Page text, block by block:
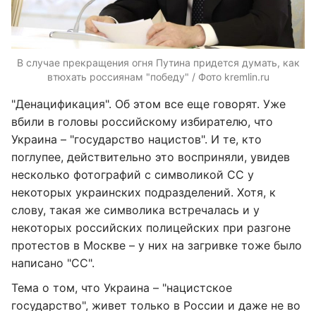
В случае прекращения огня Путина придется думать, как
втюхать россиянам "победу" / Фото kremlin.ru
"Денацификация". Об этом все еще говорят. Уже
вбили в головы российскому избирателю, что
Украина – "государство нацистов". И те, кто
поглупее, действительно это восприняли, увидев
несколько фотографий с символикой СС у
некоторых украинских подразделений. Хотя, к
слову, такая же символика встречалась и у
некоторых российских полицейских при разгоне
протестов в Москве – у них на загривке тоже было
написано "СС".
Тема о том, что Украина – "нацистское
государство", живет только в России и даже не во